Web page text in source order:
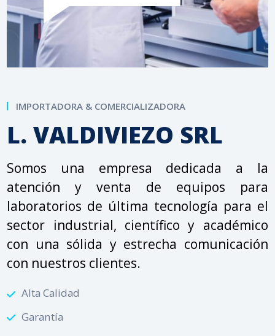
IMPORTADORA & COMERCIALIZADORA
L. VALDIVIEZO SRL
Somos una empresa dedicada a la
atención y venta de equipos para
laboratorios de última tecnología para el
sector industrial, científico y académico
con una sólida y estrecha comunicación
con nuestros clientes.
Alta Calidad
Garantía